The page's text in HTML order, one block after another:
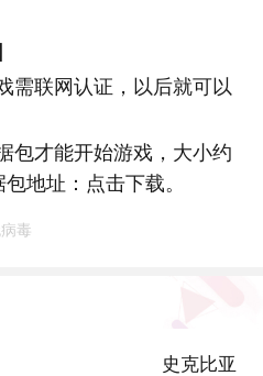
联网认证，以后就可以
才能开始游戏，大小约
地址：点击下载。
毒
史克比亚